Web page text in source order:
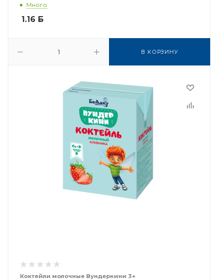
Много
1.16 Б
В КОРЗИНУ
Коктейли молочные Вундеркини 3+